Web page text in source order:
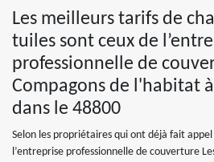
Les meilleurs tarifs de
tuiles sont ceux de
professionnelle de
Compagons de l'habitat
dans le 48800
Selon les propriétaires qui ont déjà fait
l’entreprise professionnelle de couverture